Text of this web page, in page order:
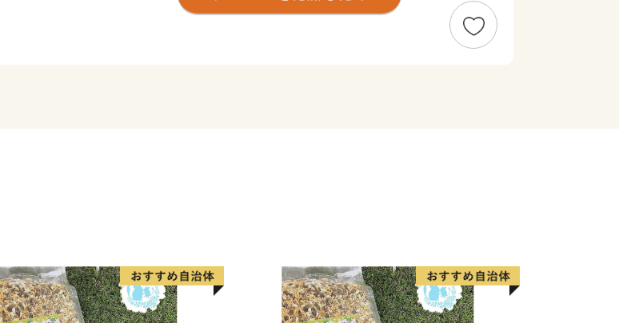
【重要】ご依頼をいただき出荷準備が開始された後のお届け先変更
い。※
※指定日配送を受付していない返礼品は、備考欄等にご記入いただ